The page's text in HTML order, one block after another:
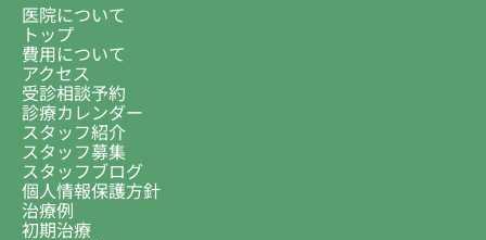
医院について
トップ
費用について
アクセス
受診相談予約
診療カレンダー
スタッフ紹介
スタッフ募集
スタッフブログ
個人情報保護方針
治療例
初期治療